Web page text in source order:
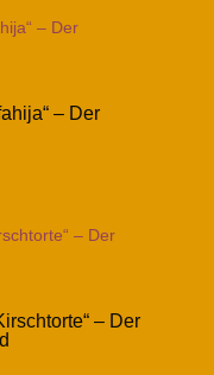
– Der
– Der